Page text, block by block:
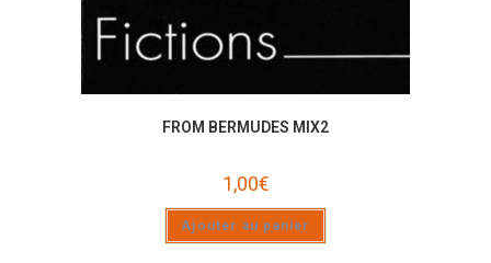
FROM BERMUDES MIX2
1,00€
Ajouter au panier